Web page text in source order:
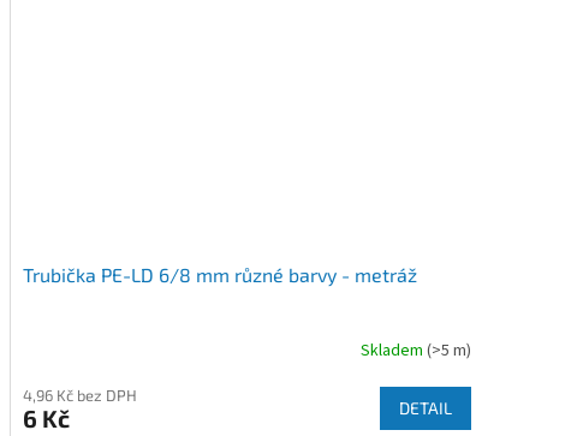
Trubička PE-LD 6/8 mm různé barvy - metráž
Skladem (>5 m)
4,96 Kč bez DPH
6 Kč DETAIL